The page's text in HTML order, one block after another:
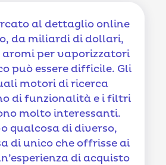
al dettaglio online
da miliardi di dollari,
per vaporizzatori
può essere difficile. Gli
motori di ricerca
di funzionalità e i filtri
molto interessanti.
qualcosa di diverso,
di unico che offrisse ai
di acquisto